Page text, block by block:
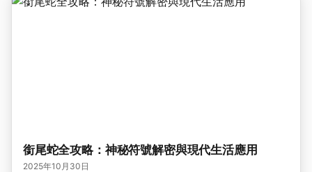
銜尾蛇全攻略：神秘符號解密與現代生活應用
2025年10月30日